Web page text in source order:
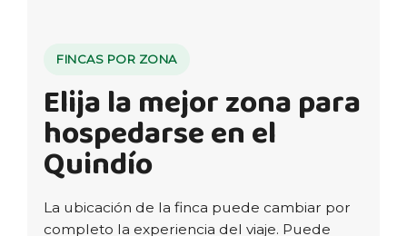
FINCAS POR ZONA
Elija la mejor zona para
hospedarse en el
Quindío
La ubicación de la finca puede cambiar por
completo la experiencia del viaje. Puede